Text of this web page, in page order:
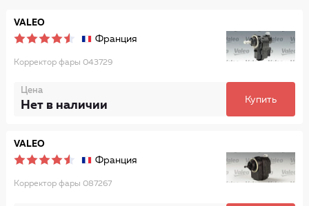
VALEO
Франция
Корректор фары 043729
Цена
Нет в наличии Купить
VALEO
Франция
Корректор фары 087267